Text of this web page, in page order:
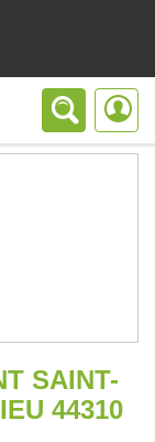
SAINT-
44310